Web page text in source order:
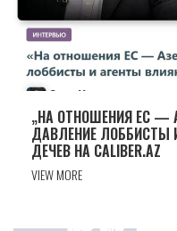
„НА ОТНОШЕНИЯ ЕС
ДАВЛЕНИЕ ЛОББИСТЫ
ДЕЧЕВ НА CALIBER.AZ
VIEW MORE